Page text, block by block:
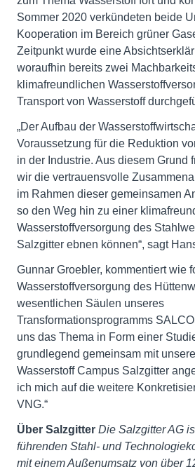
Sommer 2020 verkündeten beide
Kooperation im Bereich grüner
Zeitpunkt wurde eine
woraufhin bereits zwei
klimafreundlichen
Transport von Wasserstoff
„Der Aufbau der
Voraussetzung für die Reduktion
in der Industrie. Aus diesem Grund
wir die vertrauensvolle
im Rahmen dieser gemeinsamen
so den Weg hin zu einer
Wasserstoffversorgung des
Salzgitter ebnen können“, sagt
Gunnar Groebler, kommentiert wie
Wasserstoffversorgung des
wesentlichen Säulen unseres
Transformationsprogramms
uns das Thema in Form einer
grundlegend gemeinsam mit
Wasserstoff Campus Salzgitter
ich mich auf die weitere
VNG.“
Über Salzgitter Die Salzgitter AG
führenden Stahl- und
mit einem Außenumsatz von über